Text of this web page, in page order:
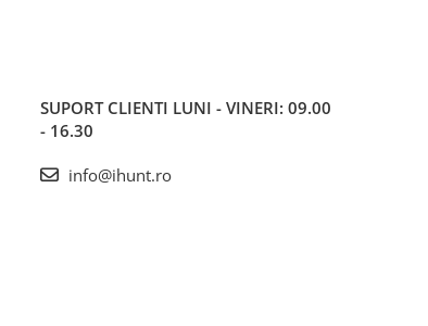
SUPORT CLIENTI LUNI - VINERI: 09.00
- 16.30
info@ihunt.ro